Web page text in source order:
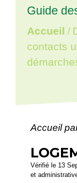
Guide
Accueil /
contacts
Accueil
Vérifié le 13
et